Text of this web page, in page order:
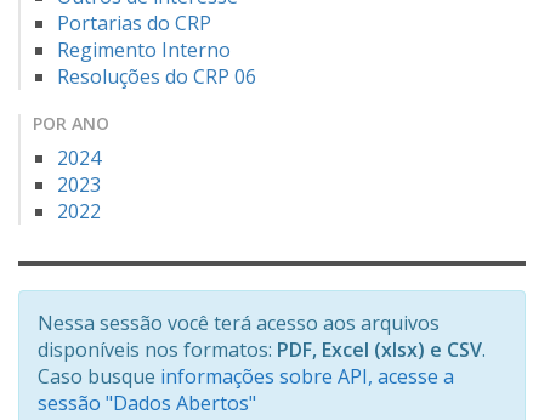
Portarias do CRP
Regimento Interno
Resoluções do CRP 06
POR ANO
2024
2023
2022
Nessa sessão você terá acesso aos arquivos
disponíveis nos formatos: PDF, Excel (xlsx) e CSV.
Caso busque informações sobre API, acesse a
sessão "Dados Abertos"